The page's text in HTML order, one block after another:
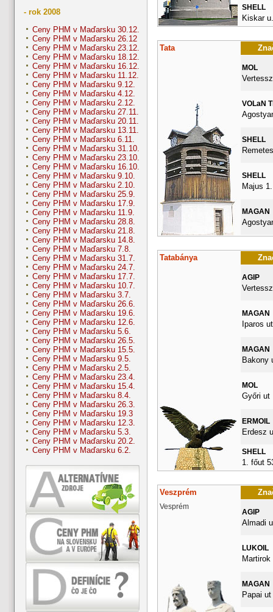
- rok 2008
Ceny PHM v Maďarsku 30.12.
Ceny PHM v Maďarsku 26.12
Ceny PHM v Maďarsku 23.12.
Ceny PHM v Maďarsku 18.12.
Ceny PHM v Maďarsku 16.12.
Ceny PHM v Maďarsku 11.12.
Ceny PHM v Maďarsku 9.12.
Ceny PHM v Maďarsku 4.12.
Ceny PHM v Maďarsku 2.12.
Ceny PHM v Maďarsku 27.11.
Ceny PHM v Maďarsku 20.11.
Ceny PHM v Maďarsku 13.11.
Ceny PHM v Maďarsku 6.11.
Ceny PHM v Maďarsku 31.10.
Ceny PHM v Maďarsku 23.10.
Ceny PHM v Maďarsku 16.10.
Ceny PHM v Maďarsku 9.10.
Ceny PHM v Maďarsku 2.10.
Ceny PHM v Maďarsku 25.9.
Ceny PHM v Maďarsku 17.9.
Ceny PHM v Maďarsku 11.9.
Ceny PHM v Maďarsku 28.8.
Ceny PHM v Maďarsku 21.8.
Ceny PHM v Maďarsku 14.8.
Ceny PHM v Maďarsku 7.8.
Ceny PHM v Maďarsku 31.7.
Ceny PHM v Maďarsku 24.7.
Ceny PHM v Maďarsku 17.7.
Ceny PHM v Maďarsku 10.7.
Ceny PHM v Maďarsku 3.7.
Ceny PHM v Maďarsku 26.6.
Ceny PHM v Maďarsku 19.6.
Ceny PHM v Maďarsku 12.6.
Ceny PHM v Maďarsku 5.6.
Ceny PHM v Maďarsku 26.5.
Ceny PHM v Maďarsku 15.5.
Ceny PHM v Maďarsku 9.5.
Ceny PHM v Maďarsku 2.5.
Ceny PHM v Maďarsku 23.4.
Ceny PHM v Maďarsku 15.4.
Ceny PHM v Maďarsku 8.4.
Ceny PHM v Maďarsku 26.3.
Ceny PHM v Maďarsku 19.3
Ceny PHM v Maďarsku 12.3.
Ceny PHM v Maďarsku 5.3.
Ceny PHM v Maďarsku 20.2.
Ceny PHM v Maďarsku 6.2.
SHELL
Kiskar
Tata
MOL
VOLaN
SHELL
SHELL
Majus
MAGAN
Tatabánya
AGIP
MAGAN
Iparos
MAGAN
Bakony
MOL
Győri ut
ERMOIL
Erdesz
SHELL
1. főut
Veszprém
Vesprém
AGIP
Almadi
LUKOIL
MAGAN
Papai ut